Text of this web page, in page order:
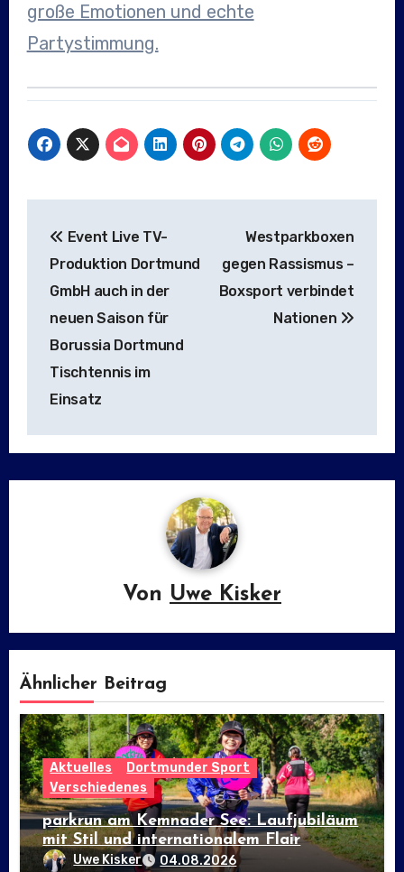
große Emotionen und echte
Partystimmung.
Event Live TV-
Produktion Dortmund
GmbH auch in der
neuen Saison für
Borussia Dortmund
Tischtennis im
Einsatz
Westparkboxen
gegen Rassismus –
Boxsport verbindet
Nationen
Von Uwe Kisker
Ähnlicher Beitrag
Aktuelles
Dortmunder Sport
Verschiedenes
parkrun am Kemnader See: Laufjubiläum
mit Stil und internationalem Flair
Uwe Kisker 04.08.2026